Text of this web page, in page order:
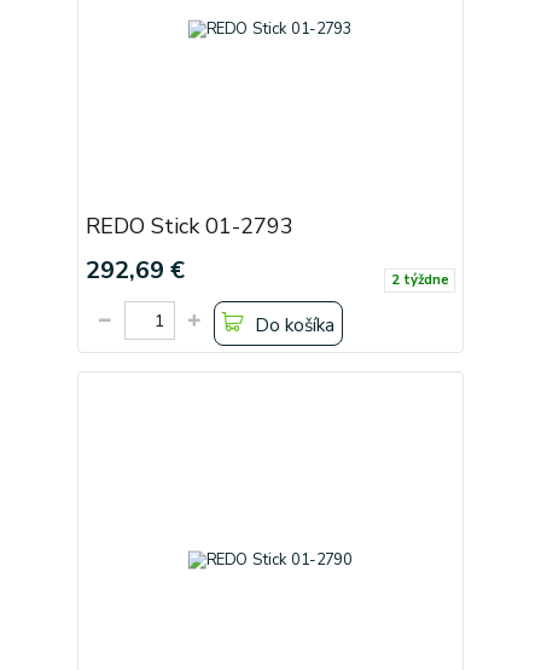
REDO Stick 01-2793
292,69 € 2 týždne
Do košíka